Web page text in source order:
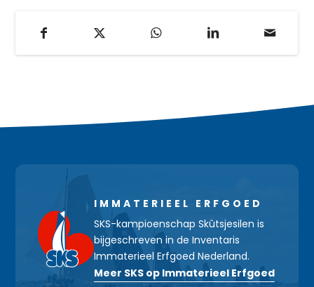
IMMATERIEEL ERFGOED
SKS-kampioenschap Skûtsjesilen is
bijgeschreven in de Inventaris
Immaterieel Erfgoed Nederland.
Meer SKS op Immaterieel Erfgoed